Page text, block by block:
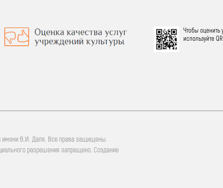
Чтобы оценить
используйте
имени В.И. Даля. Все права защищены.
разрешения запрещено. Создание